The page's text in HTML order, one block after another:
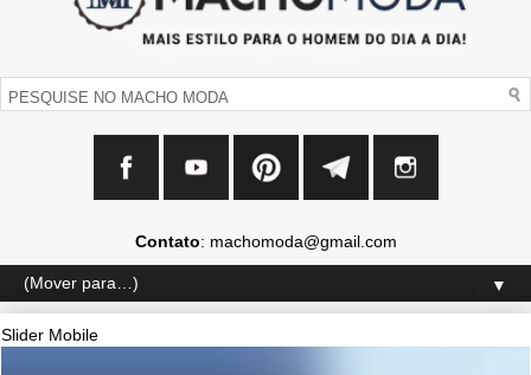
Contato: machomoda@gmail.com
▼
Slider Mobile